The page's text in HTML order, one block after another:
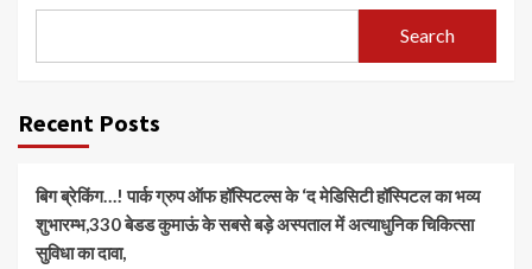
Search
Recent Posts
बिग ब्रेकिंग…! पार्क ग्रुप ऑफ हॉस्पिटल्स के ‘द मेडिसिटी हॉस्पिटल का भव्य
शुभारम्भ,330 बेडड कुमाऊं के सबसे बड़े अस्पताल में अत्याधुनिक चिकित्सा
सुविधा का दावा,